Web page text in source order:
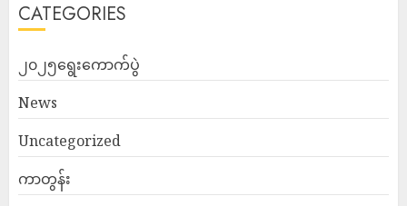
CATEGORIES
၂၀၂၅ရွေးကောက်ပွဲ
News
Uncategorized
ကာတွန်း